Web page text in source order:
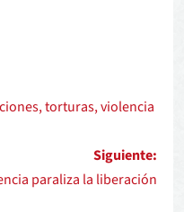
torturas, violencia
Siguiente:
paraliza la liberación